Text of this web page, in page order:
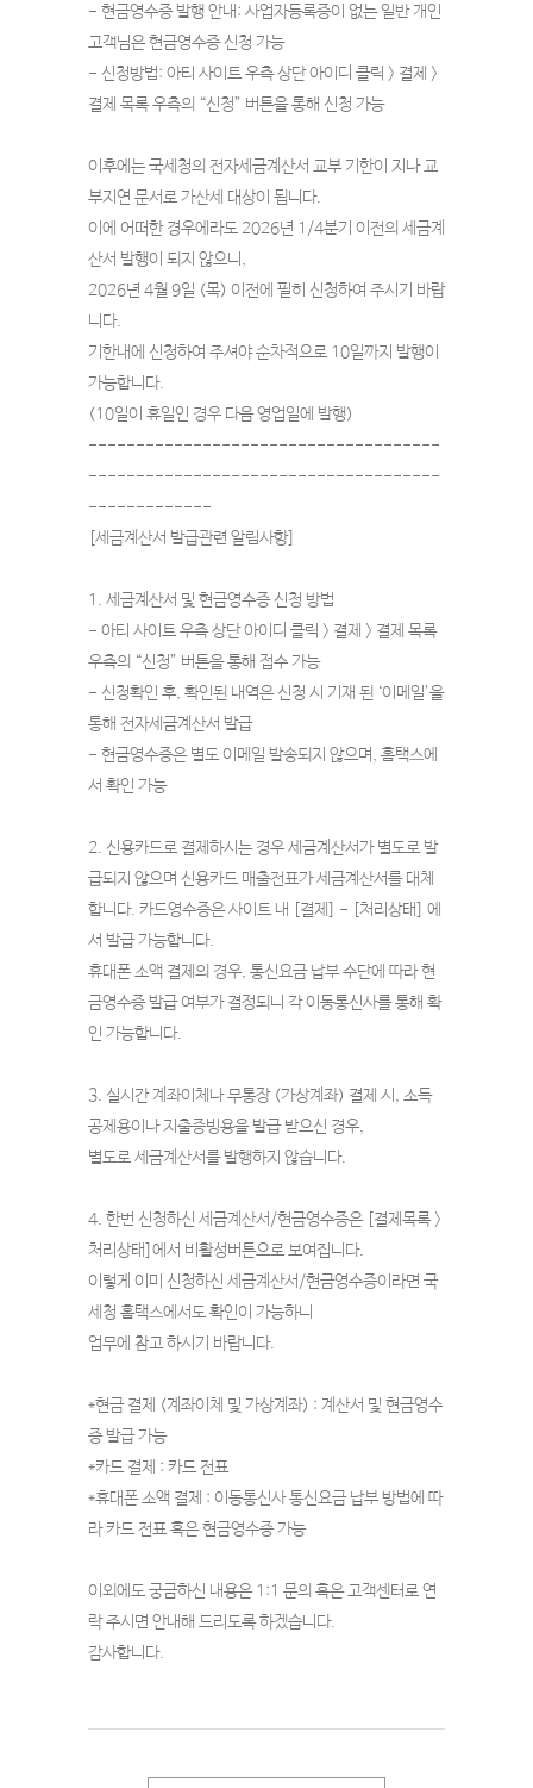
- 현금영수증 발행 안내: 사업자등록증이 없는 일반 개인
고객님은 현금영수증 신청 가능
- 신청방법: 아티 사이트 우측 상단 아이디 클릭 > 결제 >
결제 목록 우측의 “신청” 버튼을 통해 신청 가능
이후에는 국세청의 전자세금계산서 교부 기한이 지나 교
부지연 문서로 가산세 대상이 됩니다.
이에 어떠한 경우에라도 2026년 1/4분기 이전의 세금계
산서 발행이 되지 않으니,
2026년 4월 9일 (목) 이전에 필히 신청하여 주시기 바랍
니다.
기한내에 신청하여 주셔야 순차적으로 10일까지 발행이
가능합니다.
(10일이 휴일인 경우 다음 영업일에 발행)
-------------------------------------
-------------------------------------
-------------
[세금계산서 발급관련 알림사항]
1. 세금계산서 및 현금영수증 신청 방법
- 아티 사이트 우측 상단 아이디 클릭 > 결제 > 결제 목록
우측의 “신청” 버튼을 통해 접수 가능
- 신청확인 후, 확인된 내역은 신청 시 기재 된 ‘이메일’을
통해 전자세금계산서 발급
- 현금영수증은 별도 이메일 발송되지 않으며, 홈택스에
서 확인 가능
2. 신용카드로 결제하시는 경우 세금계산서가 별도로 발
급되지 않으며 신용카드 매출전표가 세금계산서를 대체
합니다. 카드영수증은 사이트 내 [결제] - [처리상태] 에
서 발급 가능합니다.
휴대폰 소액 결제의 경우, 통신요금 납부 수단에 따라 현
금영수증 발급 여부가 결정되니 각 이동통신사를 통해 확
인 가능합니다.
3. 실시간 계좌이체나 무통장 (가상계좌) 결제 시, 소득
공제용이나 지출증빙용을 발급 받으신 경우,
별도로 세금계산서를 발행하지 않습니다.
4. 한번 신청하신 세금계산서/현금영수증은 [결제목록 >
처리상태]에서 비활성버튼으로 보여집니다.
이렇게 이미 신청하신 세금계산서/현금영수증이라면 국
세청 홈택스에서도 확인이 가능하니
업무에 참고 하시기 바랍니다.
*현금 결제 (계좌이체 및 가상계좌) : 계산서 및 현금영수
증 발급 가능
*카드 결제 : 카드 전표
*휴대폰 소액 결제 : 이동통신사 통신요금 납부 방법에 따
라 카드 전표 혹은 현금영수증 가능
이외에도 궁금하신 내용은 1:1 문의 혹은 고객센터로 연
락 주시면 안내해 드리도록 하겠습니다.
감사합니다.